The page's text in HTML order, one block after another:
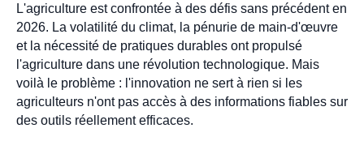
L'agriculture est confrontée à des défis sans précédent en
2026. La volatilité du climat, la pénurie de main-d'œuvre
et la nécessité de pratiques durables ont propulsé
l'agriculture dans une révolution technologique. Mais
voilà le problème : l'innovation ne sert à rien si les
agriculteurs n'ont pas accès à des informations fiables sur
des outils réellement efficaces.